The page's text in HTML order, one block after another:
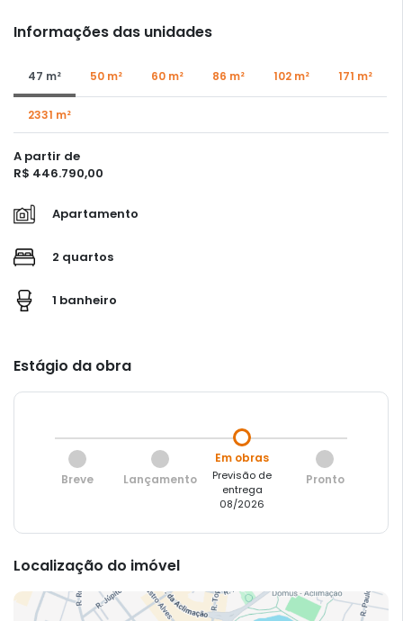
Informações das unidades
47 m² 50 m² 60 m² 86 m² 102 m² 171 m²
2331 m²
A partir de
R$ 446.790,00
Apartamento
2 quartos
1 banheiro
Estágio da obra
Breve Lançamento
Em obras
Previsão de
entrega
08/2026
Pronto
Localização do imóvel